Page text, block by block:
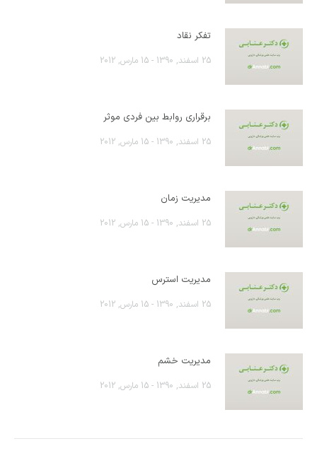
تفکر نقاد
25 اسفند, 1390 - 15 مارس, 2012
برقراری روابط بین فردی موثر
25 اسفند, 1390 - 15 مارس, 2012
مدیریت زمان
25 اسفند, 1390 - 15 مارس, 2012
مدیریت استرس
25 اسفند, 1390 - 15 مارس, 2012
مدیریت خشم
25 اسفند, 1390 - 15 مارس, 2012